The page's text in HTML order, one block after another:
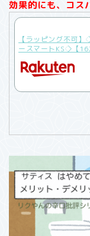
効果的にも、コス
【ラッピング不可
ースマートKS◇【